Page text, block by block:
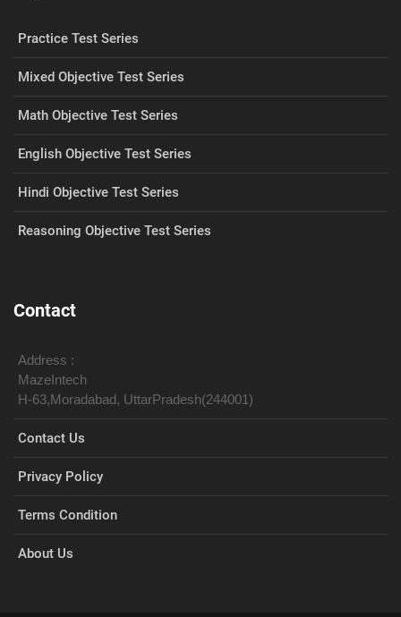
Practice Test Series
Mixed Objective Test Series
Math Objective Test Series
English Objective Test Series
Hindi Objective Test Series
Reasoning Objective Test Series
Contact
Address :
MazeIntech
H-63,Moradabad, UttarPradesh(244001)
Contact Us
Privacy Policy
Terms Condition
About Us